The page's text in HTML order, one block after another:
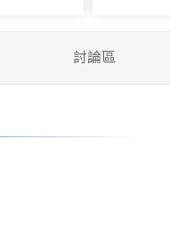
討論區